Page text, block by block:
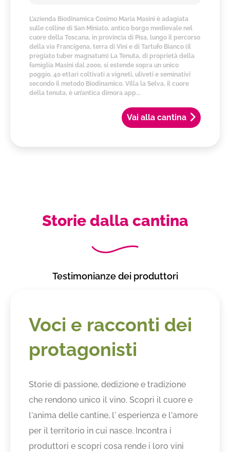
Vai alla cantina
L’azienda Biodinamica Cosimo Maria Masini è adagiata
sulle colline di San Miniato, antico borgo medievale nel
cuore della Toscana, in provincia di Pisa, lungo il percorso
della via Francigena, terra di Vini e di Tartufo Bianco (il
pregiato tuber magnatum) La Tenuta, di proprietà della
famiglia Masini dal 2000, si estende sopra un unico
poggio, 40 ettari coltivati a vigneti, uliveti e seminativi
secondo il metodo Biodinamico. Villa la Selva, il cuore
della tenuta, è un’antica dimora app...
Storie dalla cantina
Testimonianze dei produttori
Voci e racconti dei
protagonisti
Storie di passione, dedizione e tradizione
che rendono unico il vino. Scopri il cuore e
l'anima delle cantine, l' esperienza e l'amore
per il territorio in cui nasce. Incontra i
produttori e scopri cosa rende i loro vini